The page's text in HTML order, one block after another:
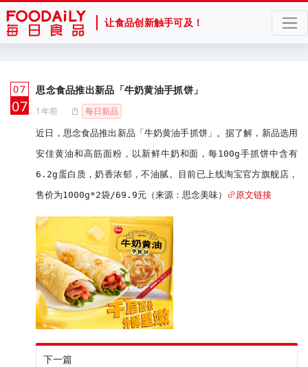
让食品创新触手可及！
07
月
07
思念食品推出新品「牛奶黄油手抓饼」
1年前 每日新品
近日，思念食品推出新品「牛奶黄油手抓饼」。据了解，新品选用
安佳黄油和高筋面粉，以新鲜牛奶和面，每100g手抓饼中含有
6.2g蛋白质，奶香浓郁，不油腻。目前已上线淘宝官方旗舰店，
售价为1000g*2袋/69.9元（来源：思念美味）
原文链接
下一篇